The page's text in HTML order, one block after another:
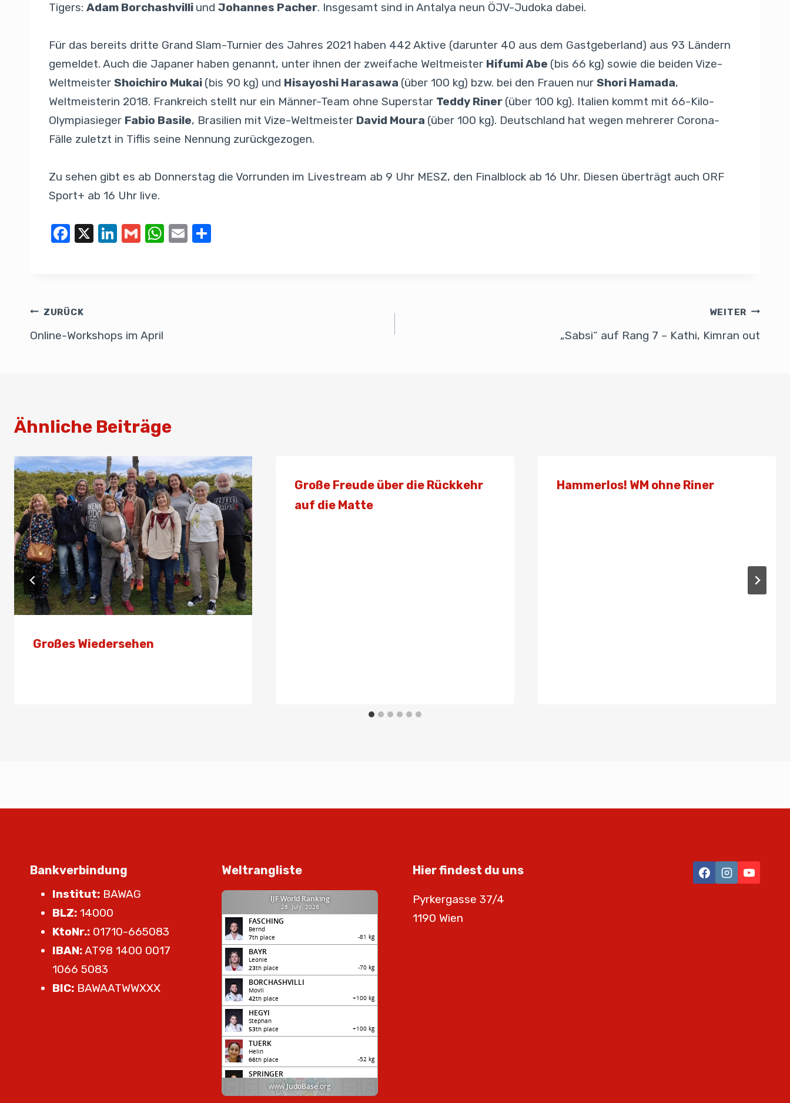
Tigers: Adam Borchashvilli und Johannes Pacher. Insgesamt sind in Antalya neun ÖJV-Judoka dabei.
Für das bereits dritte Grand Slam-Turnier des Jahres 2021 haben 442 Aktive (darunter 40 aus dem Gastgeberland) aus 93 Ländern
gemeldet. Auch die Japaner haben genannt, unter ihnen der zweifache Weltmeister Hifumi Abe (bis 66 kg) sowie die beiden Vize-
Weltmeister Shoichiro Mukai (bis 90 kg) und Hisayoshi Harasawa (über 100 kg) bzw. bei den Frauen nur Shori Hamada,
Weltmeisterin 2018. Frankreich stellt nur ein Männer-Team ohne Superstar Teddy Riner (über 100 kg). Italien kommt mit 66-Kilo-
Olympiasieger Fabio Basile, Brasilien mit Vize-Weltmeister David Moura (über 100 kg). Deutschland hat wegen mehrerer Corona-
Fälle zuletzt in Tiflis seine Nennung zurückgezogen.
Zu sehen gibt es ab Donnerstag die Vorrunden im Livestream ab 9 Uhr MESZ, den Finalblock ab 16 Uhr. Diesen überträgt auch ORF
Sport+ ab 16 Uhr live.
F
b
o
o
X
Li
n
G
W E
ZURÜCK
Online-Workshops im April
WEITER
„Sabsi“ auf Rang 7 – Kathi, Kimran out
Ähnliche Beiträge
Großes Wiedersehen
Große Freude über die Rückkehr
auf die Matte
Hammerlos! WM ohne Riner
Bankverbindung
Institut: BAWAG
BLZ: 14000
KtoNr.: 01710-665083
IBAN:AT98 1400 0017
1066 5083
BIC: BAWAATWWXXX
Weltrangliste Hier findest du uns
Pyrkergasse 37/4
1190 Wien